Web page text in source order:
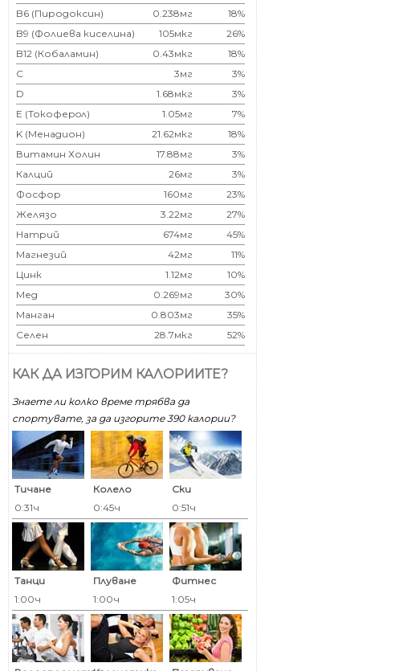
B6 (Пиродоксин)
0.238мг
18%
B9 (Фолиева киселина)
105мкг
26%
B12 (Кобаламин)
0.43мкг
18%
C
3мг
3%
D
1.68мкг
3%
E (Токоферoл)
1.05мг
7%
K (Менадион)
21.62мкг
18%
Витамин Холин
17.88мг
3%
Калций
26мг
3%
Фосфор
160мг
23%
Желязо
3.22мг
27%
Натрий
674мг
45%
Магнезий
42мг
11%
Цинк
1.12мг
10%
Мед
0.269мг
30%
Манган
0.803мг
35%
Селен
28.7мкг 52%
КАК ДА ИЗГОРИМ КАЛОРИИТЕ?
Знаете ли колко време трябва да
спортувате, за да изгорите 390 калoрии?
Тичане
0:31ч
Колело
0:45ч
Ски
0:51ч
Танци
1:00ч
Плуване
1:00ч
Фитнес
1:05ч